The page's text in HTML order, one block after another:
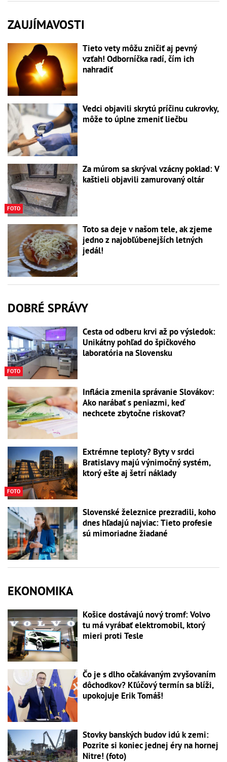
ZAUJÍMAVOSTI
Tieto vety môžu zničiť aj pevný
vzťah! Odborníčka radí, čím ich
nahradiť
Vedci objavili skrytú príčinu cukrovky,
môže to úplne zmeniť liečbu
FOTO
Za múrom sa skrýval vzácny poklad: V
kaštieli objavili zamurovaný oltár
Toto sa deje v našom tele, ak zjeme
jedno z najobľúbenejších letných
jedál!
DOBRÉ SPRÁVY
FOTO
Cesta od odberu krvi až po výsledok:
Unikátny pohľad do špičkového
laboratória na Slovensku
Inflácia zmenila správanie Slovákov:
Ako narábať s peniazmi, keď
nechcete zbytočne riskovať?
FOTO
Extrémne teploty? Byty v srdci
Bratislavy majú výnimočný systém,
ktorý ešte aj šetrí náklady
Slovenské železnice prezradili, koho
dnes hľadajú najviac: Tieto profesie
sú mimoriadne žiadané
EKONOMIKA
Košice dostávajú nový tromf: Volvo
tu má vyrábať elektromobil, ktorý
mieri proti Tesle
Čo je s dlho očakávaným zvyšovaním
dôchodkov? Kľúčový termín sa blíži,
upokojuje Erik Tomáš!
Stovky banských budov idú k zemi:
Pozrite si koniec jednej éry na hornej
Nitre! (foto)